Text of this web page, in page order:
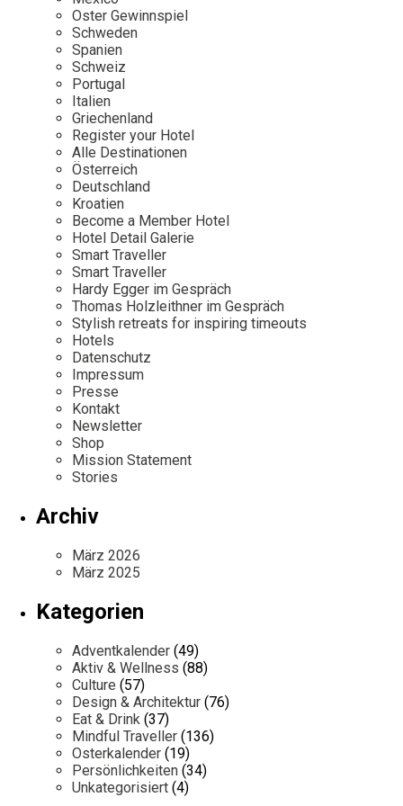
Mexico
Niederlande
Österreich
Portugal
Schweden
Spanien
Schweiz
Persönlichkeiten
Our Story
Career
Kontakt
Impressum
Oster Gewinnspiel
Schweden
Spanien
Schweiz
Portugal
Italien
Griechenland
Register your Hotel
Alle Destinationen
Österreich
Deutschland
Kroatien
Become a Member Hotel
Hotel Detail Galerie
Smart Traveller
Smart Traveller
Hardy Egger im Gespräch
Thomas Holzleithner im Gespräch
Stylish retreats for inspiring timeouts
Hotels
Datenschutz
Impressum
Presse
Kontakt
Newsletter
Shop
Mission Statement
Stories
Archiv
März 2026
März 2025
Kategorien
Adventkalender (49)
Aktiv & Wellness (88)
Culture (57)
Design & Architektur (76)
Eat & Drink (37)
Mindful Traveller (136)
Osterkalender (19)
Persönlichkeiten (34)
Unkategorisiert (4)